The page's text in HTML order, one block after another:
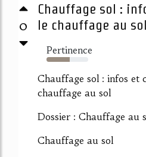
0
Chauffage sol :
le chauffage au sol
Pertinence
55%
Chauffage sol : infos et
chauffage au sol
Dossier : Chauffage au
Chauffage au sol